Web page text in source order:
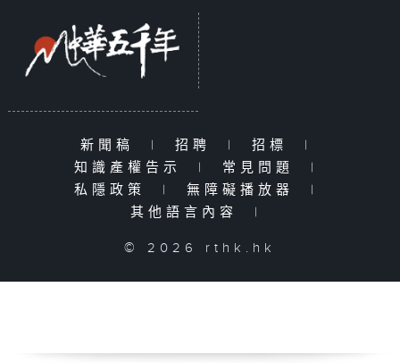
新聞稿 | 招聘 | 招標
|
知識產權告示
| 常見問題
|
私隱政策
| 無障礙播放器
|
其他語言內容
|
© 2026 rthk.hk